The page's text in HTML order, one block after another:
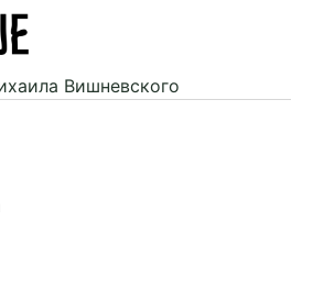
Вишневского